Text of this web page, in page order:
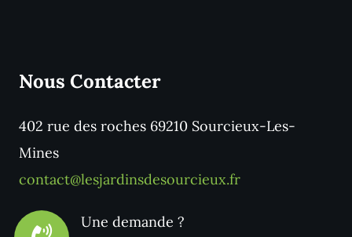
Nous Contacter
402 rue des roches 69210 Sourcieux-Les-
Mines
contact@lesjardinsdesourcieux.fr
Une demande ?